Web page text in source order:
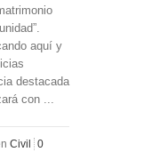
aquí y
destacada
con ...
Civil 0